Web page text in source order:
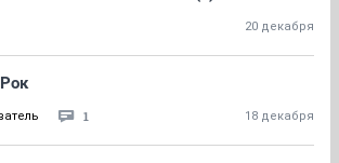
20 декабря
1 18 декабря